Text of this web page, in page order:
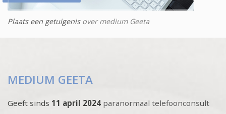
Plaats een getuigenisover medium Geeta
MEDIUM GEETA
Geeft sinds 11 april 2024 paranormaal telefoonconsult